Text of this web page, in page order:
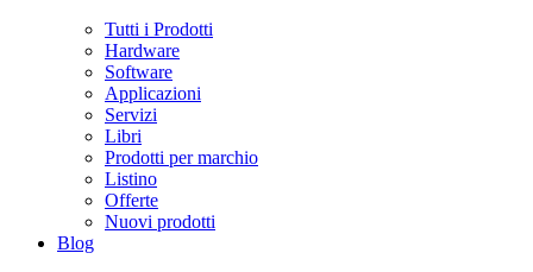
Tutti i Prodotti
Hardware
Software
Applicazioni
Servizi
Libri
Prodotti per marchio
Listino
Offerte
Nuovi prodotti
Blog